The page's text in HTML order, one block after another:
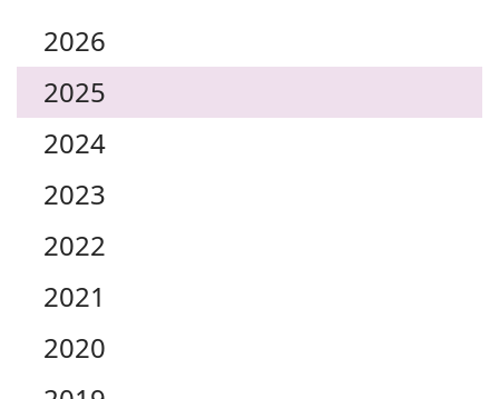
2026
2025
2024
2023
2022
2021
2020